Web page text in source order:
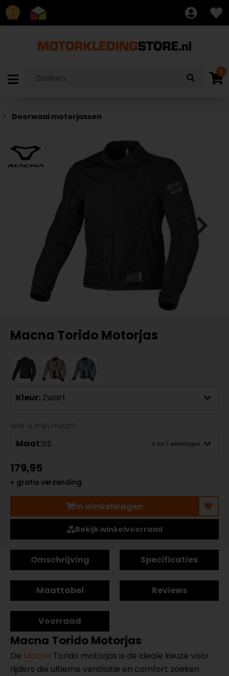
8.7
0
Doorwaai motorjassen
Macna Torido Motorjas
Kleur: Zwart
Wat is mijn maat?
Maat:XS 5 tot 7 werkdagen
179,95
+ gratis verzending
In winkelwagen
Bekijk winkelvoorraad
Omschrijving Specificaties
Maattabel Reviews
Voorraad
Macna Torido Motorjas
De Macna Torido motorjas is de ideale keuze voor
rijders die ultieme ventilatie en comfort zoeken